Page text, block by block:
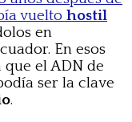
vuelto hostil
en
En esos
el ADN de
ser la clave
.